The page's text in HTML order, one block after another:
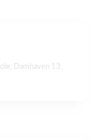
Damhaven 13,